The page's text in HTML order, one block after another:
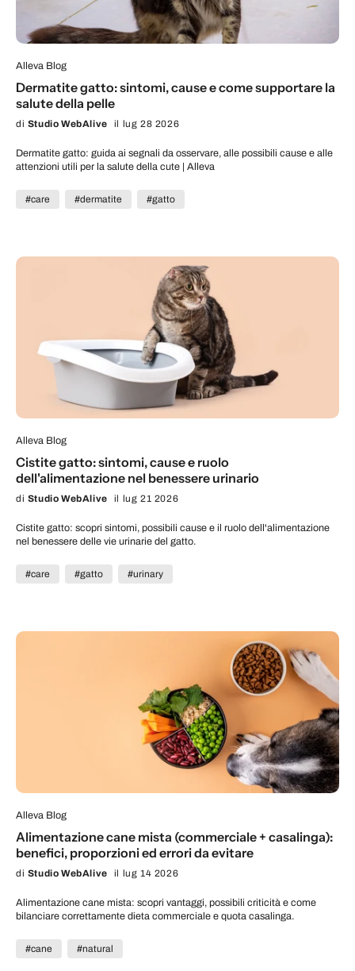
Alleva Blog
Dermatite gatto: sintomi, cause e come supportare la
salute della pelle
di Studio WebAlive il lug 28 2026
Dermatite gatto: guida ai segnali da osservare, alle possibili cause e alle
attenzioni utili per la salute della cute | Alleva
#care #dermatite #gatto
Alleva Blog
Cistite gatto: sintomi, cause e ruolo
dell'alimentazione nel benessere urinario
di Studio WebAlive il lug 21 2026
Cistite gatto: scopri sintomi, possibili cause e il ruolo dell'alimentazione
nel benessere delle vie urinarie del gatto.
#care #gatto #urinary
Alleva Blog
Alimentazione cane mista (commerciale + casalinga):
benefici, proporzioni ed errori da evitare
di Studio WebAlive il lug 14 2026
Alimentazione cane mista: scopri vantaggi, possibili criticità e come
bilanciare correttamente dieta commerciale e quota casalinga.
#cane #natural